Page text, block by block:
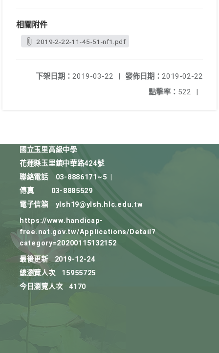
相關附件
2019-2-22-11-45-51-nf1.pdf
發佈日期： 2019-02-22
下架日期： 2019-03-22
|
點擊率： 522 |
國立玉里高級中學
花蓮縣玉里鎮中華路424號
聯絡電話
03-8886171~5
傳真
03-8885529
電子信箱
ylsh19@ylsh.hlc.edu.tw
https://www.handicap-
free.nat.gov.tw/Applications/Detail?
category=20200115132152
最後更新
2019-12-24
總瀏覽人次
15955725
今日瀏覽人次
4170